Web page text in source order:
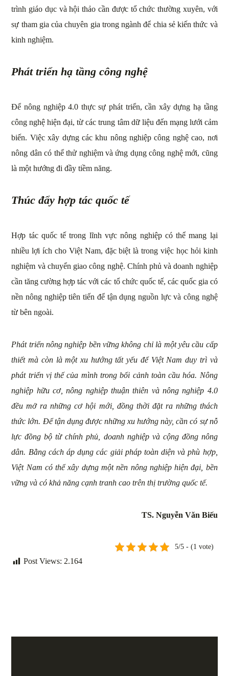
trình giáo dục và hội thảo cần được tổ chức thường xuyên, với
sự tham gia của chuyên gia trong ngành để chia sẻ kiến thức và
kinh nghiệm.
Phát triển hạ tầng công nghệ
Để nông nghiệp 4.0 thực sự phát triển, cần xây dựng hạ tầng
công nghệ hiện đại, từ các trung tâm dữ liệu đến mạng lưới cảm
biến. Việc xây dựng các khu nông nghiệp công nghệ cao, nơi
nông dân có thể thử nghiệm và ứng dụng công nghệ mới, cũng
là một hướng đi đầy tiềm năng.
Thúc đẩy hợp tác quốc tế
Hợp tác quốc tế trong lĩnh vực nông nghiệp có thể mang lại
nhiều lợi ích cho Việt Nam, đặc biệt là trong việc học hỏi kinh
nghiệm và chuyển giao công nghệ. Chính phủ và doanh nghiệp
cần tăng cường hợp tác với các tổ chức quốc tế, các quốc gia có
nền nông nghiệp tiên tiến để tận dụng nguồn lực và công nghệ
từ bên ngoài.
Phát triển nông nghiệp bền vững không chỉ là một yêu cầu cấp
thiết mà còn là một xu hướng tất yếu để Việt Nam duy trì và
phát triển vị thế của mình trong bối cảnh toàn cầu hóa. Nông
nghiệp hữu cơ, nông nghiệp thuận thiên và nông nghiệp 4.0
đều mở ra những cơ hội mới, đồng thời đặt ra những thách
thức lớn. Để tận dụng được những xu hướng này, cần có sự nỗ
lực đồng bộ từ chính phủ, doanh nghiệp và cộng đồng nông
dân. Bằng cách áp dụng các giải pháp toàn diện và phù hợp,
Việt Nam có thể xây dựng một nền nông nghiệp hiện đại, bền
vững và có khả năng cạnh tranh cao trên thị trường quốc tế.
TS. Nguyễn Văn Biếu
5/5 - (1 vote)
Post Views: 2.164